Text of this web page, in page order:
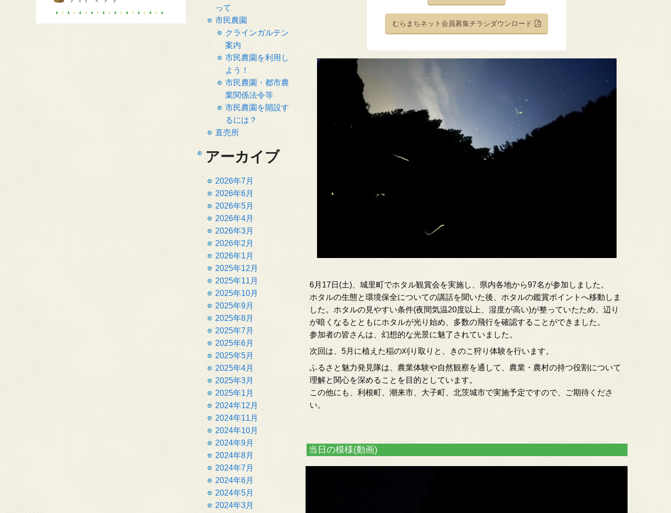
むらまちネット会員募集チラシダウンロード
6月17日(土)、城里町でホタル観賞会を実施し、県内各地から97名が参加しました。
ホタルの生態と環境保全についての講話を聞いた後、ホタルの鑑賞ポイントへ移動しま
した。ホタルの見やすい条件(夜間気温20度以上、湿度が高い)が整っていたため、辺り
が暗くなるとともにホタルが光り始め、多数の飛行を確認することができました。
参加者の皆さんは、幻想的な光景に魅了されていました。
次回は、5月に植えた稲の刈り取りと、きのこ狩り体験を行います。
ふるさと魅力発見隊は、農業体験や自然観察を通して、農業・農村の持つ役割について
理解と関心を深めることを目的としています。
この他にも、利根町、潮来市、大子町、北茨城市で実施予定ですので、ご期待くださ
い。
当日の模様(動画)
って
市民農園
クラインガルテン
案内
市民農園を利用し
よう！
市民農園・都市農
業関係法令等
市民農園を開設す
るには？
直売所
アーカイブ
2026年7月
2026年6月
2026年5月
2026年4月
2026年3月
2026年2月
2026年1月
2025年12月
2025年11月
2025年10月
2025年9月
2025年8月
2025年7月
2025年6月
2025年5月
2025年4月
2025年3月
2025年1月
2024年12月
2024年11月
2024年10月
2024年9月
2024年8月
2024年7月
2024年6月
2024年5月
2024年3月